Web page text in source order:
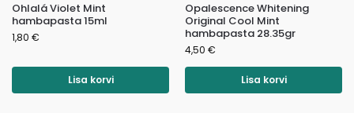
Ohlalá Violet Mint
hambapasta 15ml
1,80 €
Lisa korvi
Opalescence Whitening
Original Cool Mint
hambapasta 28.35gr
4,50 €
Lisa korvi